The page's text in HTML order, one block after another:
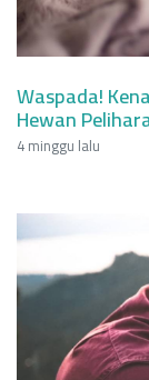
Waspada!
Hewan
4 minggu lalu